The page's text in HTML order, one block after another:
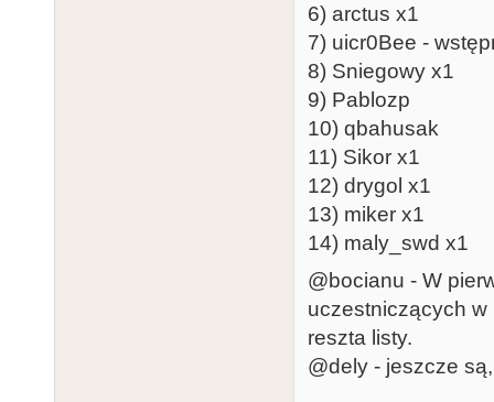
6) arctus x1
7) uicr0Bee -
8) Sniegowy x1
9) Pablozp
10) qbahusak
11) Sikor x1
12) drygol x1
13) miker x1
14) maly_swd x1
@bocianu - W
uczestniczących
reszta listy.
@dely - jeszcze